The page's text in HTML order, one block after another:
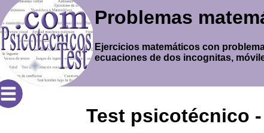
Problemas
Ejercicios matemáticos con
ecuaciones de dos incognitas,
Test psicotécnico